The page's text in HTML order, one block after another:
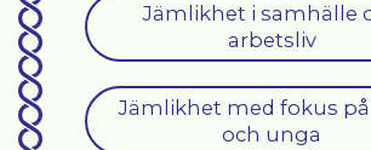
Jämlikhet i samhälle
arbetsliv
Jämlikhet med fokus
och unga